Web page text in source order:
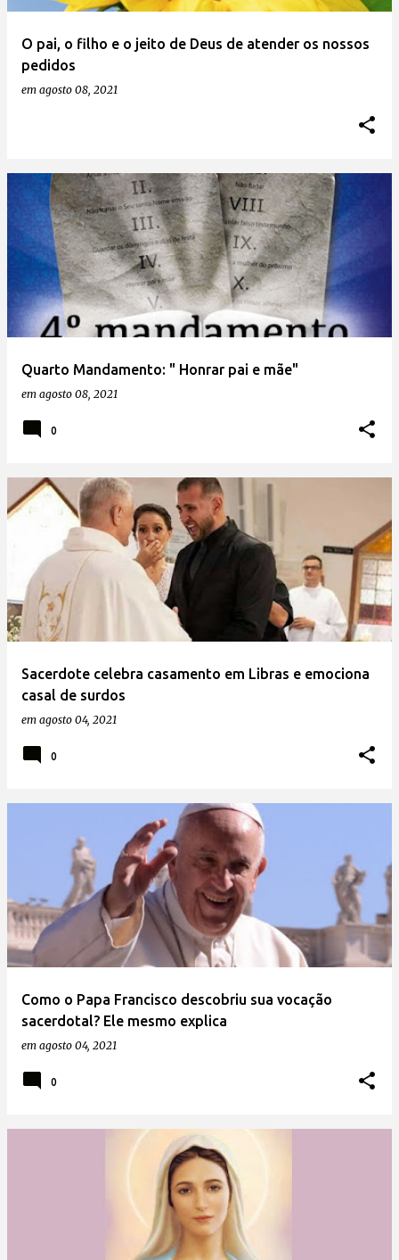
O pai, o filho e o jeito de Deus de atender os nossos
pedidos
em agosto 08, 2021
Quarto Mandamento: " Honrar pai e mãe"
em agosto 08, 2021
0
Sacerdote celebra casamento em Libras e emociona
casal de surdos
em agosto 04, 2021
0
Como o Papa Francisco descobriu sua vocação
sacerdotal? Ele mesmo explica
em agosto 04, 2021
0